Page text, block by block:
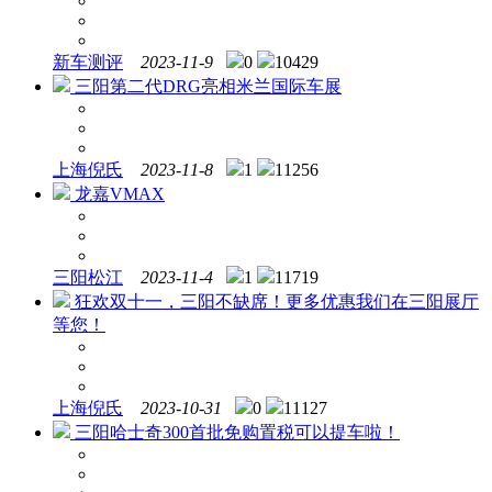
京东
下单
氏。
新车测评 2023-11-9 0
10429
三阳第二代DRG亮相米兰国际车展
上海倪氏 2023-11-8 1
11256
龙嘉VMAX
三阳松江 2023-11-4 1
11719
狂欢双十一，三阳不缺席！更多优惠我们在三阳展厅
等您！
上海倪氏 2023-10-31 0
11127
三阳哈士奇300首批免购置税可以提车啦！